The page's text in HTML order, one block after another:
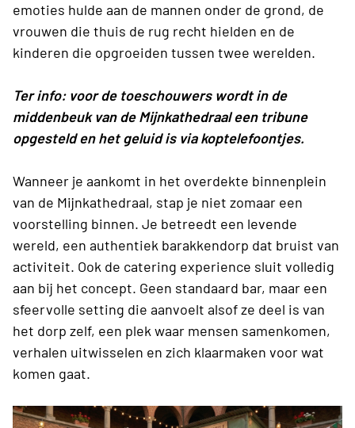
emoties hulde aan de mannen onder de grond, de
vrouwen die thuis de rug recht hielden en de
kinderen die opgroeiden tussen twee werelden.
Ter info: voor de toeschouwers wordt in de
middenbeuk van de Mijnkathedraal een tribune
opgesteld en het geluid is viakoptelefoontjes.
Wanneer je aankomt in het overdekte binnenplein
van de Mijnkathedraal, stap je niet zomaar een
voorstelling binnen. Je betreedt een levende
wereld, een authentiek barakkendorp dat bruist van
activiteit. Ook de catering experience sluit volledig
aan bij het concept. Geen standaard bar, maar een
sfeervolle setting die aanvoelt alsof ze deel is van
het dorp zelf, een plek waar mensen samenkomen,
verhalen uitwisselen en zich klaarmaken voor wat
komen gaat.